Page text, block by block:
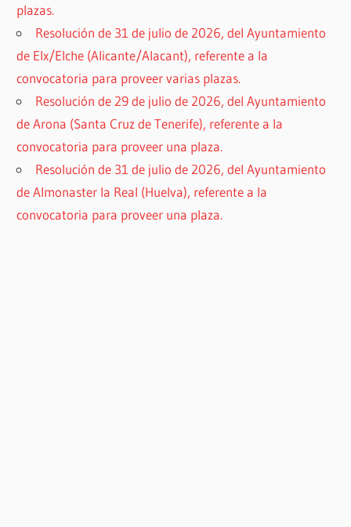
plazas.
Resolución de 31 de julio de 2026, del Ayuntamiento
de Elx/Elche (Alicante/Alacant), referente a la
convocatoria para proveer varias plazas.
Resolución de 29 de julio de 2026, del Ayuntamiento
de Arona (Santa Cruz de Tenerife), referente a la
convocatoria para proveer una plaza.
Resolución de 31 de julio de 2026, del Ayuntamiento
de Almonaster la Real (Huelva), referente a la
convocatoria para proveer una plaza.